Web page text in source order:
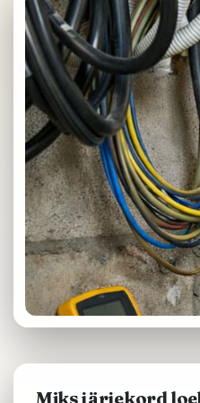
Miks järjekord